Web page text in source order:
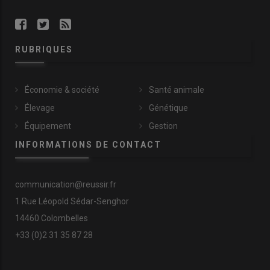
n’en achète que lors de gros aléas climatiques ou quand je
manque de bon fourrage »
de méteil dans son assolement, une piste à
Fiche élevage
Dont 120 hectares d’herbe : 91 ha de prairies
RUBRIQUES
Économie & société
Élevage
Équipement
Santé animale
Génétique
Gestion
INFORMATIONS DE CONTACT
communication@reussir.fr
1 Rue Léopold Sédar-Senghor
14460 Colombelles
+33 (0)2 31 35 87 28